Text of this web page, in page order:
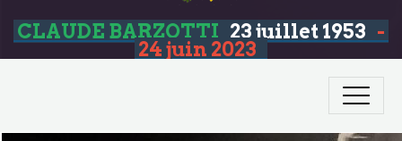
CLAUDE BARZOTTI 23 juillet 1953 -
24 juin 2023